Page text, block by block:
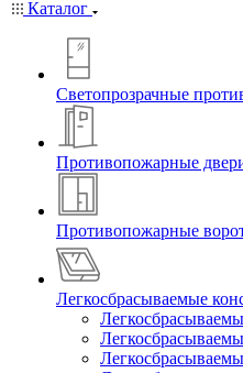
Каталог
Светопрозрачные
Противопожарные
Противопожарные
Легкосбрасываемые